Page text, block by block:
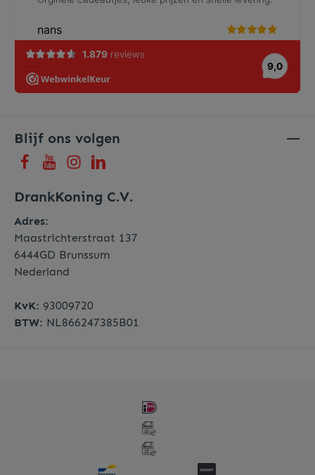
Blijf ons volgen
DrankKoning C.V.
Adres:
Maastrichterstraat 137
6444GD Brunssum
Nederland
KvK: 93009720
BTW: NL866247385B01